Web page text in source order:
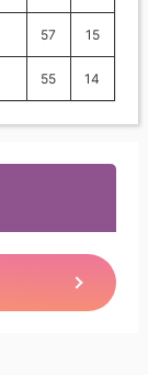
57 15
55 14